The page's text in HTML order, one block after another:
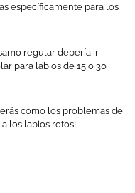
específicamente para los
regular debería ir
para labios de 15 o 30
como los problemas de
los labios rotos!